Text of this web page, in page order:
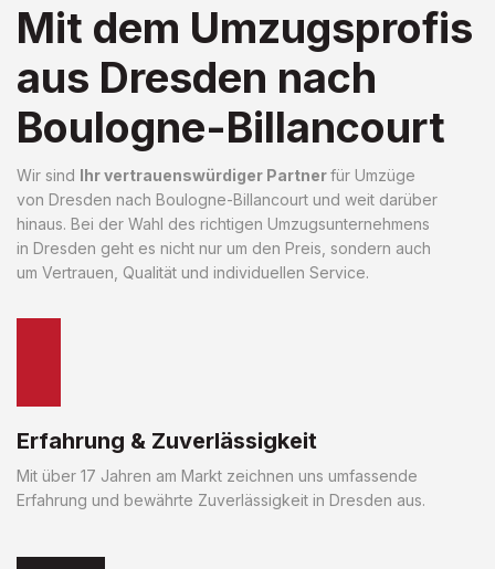
Mit dem Umzugsprofis
aus Dresden nach
Boulogne-Billancourt
Wir sind Ihr vertrauenswürdiger Partnerfür Umzüge
von Dresden nach Boulogne-Billancourt und weit darüber
hinaus. Bei der Wahl des richtigen Umzugsunternehmens
in Dresden geht es nicht nur um den Preis, sondern auch
um Vertrauen, Qualität und individuellen Service.
Erfahrung & Zuverlässigkeit
Mit über 17 Jahren am Markt zeichnen uns umfassende
Erfahrung und bewährte Zuverlässigkeit in Dresden aus.